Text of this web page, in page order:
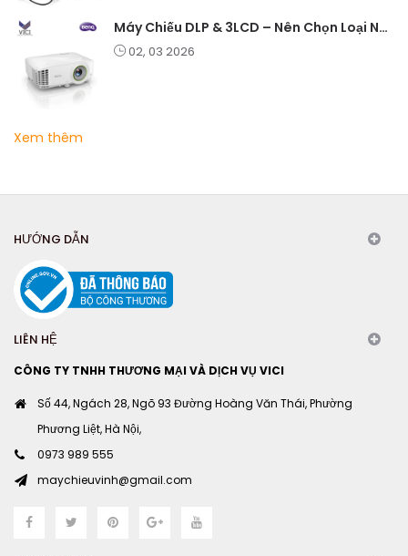
Máy Chiếu DLP & 3LCD – Nên Chọn Loại Nào Cho Văn Phòng & Giải Trí?
02, 03 2026
Xem thêm
HƯỚNG DẪN
LIÊN HỆ
CÔNG TY TNHH THƯƠNG MẠI VÀ DỊCH VỤ VICI
Số 44, Ngách 28, Ngõ 93 Đường Hoàng Văn Thái, Phường
Phương Liệt, Hà Nội,
0973 989 555
maychieuvinh@gmail.com